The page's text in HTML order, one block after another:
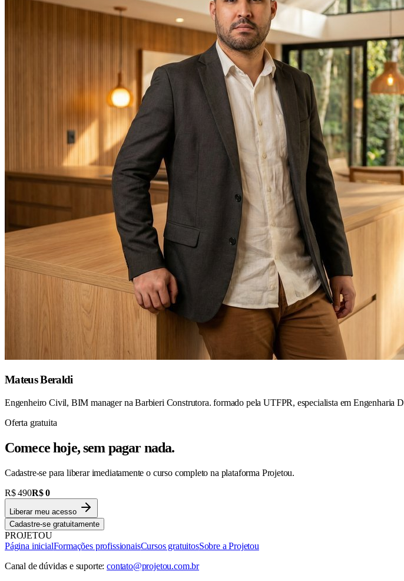
Mateus Beraldi
Engenheiro Civil, BIM manager na Barbieri Construtora. formado pela UTFPR, especialista em Engenharia
Oferta gratuita
Comece hoje, sem pagar nada.
Cadastre-se para liberar imediatamente o curso completo na plataforma Projetou.
R$ 490R$ 0
Liberar meu acesso
Cadastre-se gratuitamente
PROJETOU
Página inicialFormações profissionaisCursos gratuitosSobre a Projetou
Canal de dúvidas e suporte: contato@projetou.com.br